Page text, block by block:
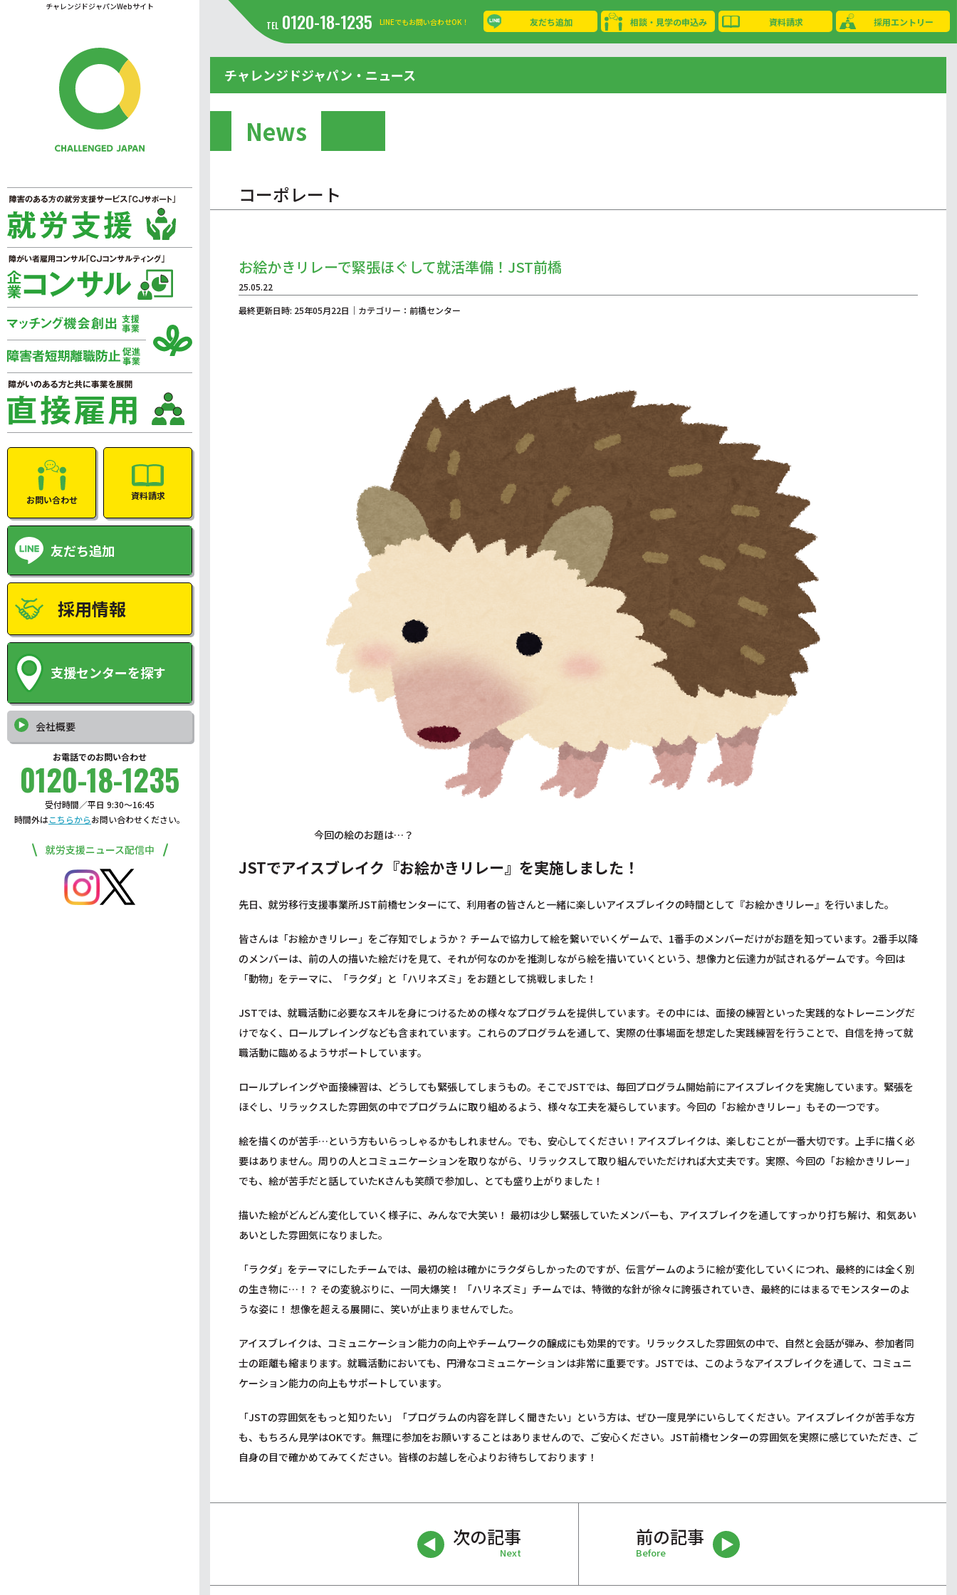
チャレンジドジャパンWebサイト
お問い合わせ 資料請求
友だち追加
採用情報
支援センターを探す
会社概要
お電話でのお問い合わせ
0120-18-1235
受付時間／平日 9:30〜16:45
時間外はこちらからお問い合わせください。
就労支援ニュース配信中
TEL 0120-18-1235 LINEでもお問い合わせOK！ 友だち追加 相談・見学の申込み 資料請求 採用エントリー
チャレンジドジャパン・ニュース
News
コーポレート
お絵かきリレーで緊張ほぐして就活準備！JST前橋
25.05.22
最終更新日時: 25年05月22日｜カテゴリー：前橋センター
今回の絵のお題は…？
JSTでアイスブレイク『お絵かきリレー』を実施しました！
先日、就労移行支援事業所JST前橋センターにて、利用者の皆さんと一緒に楽しいアイスブレイクの時間として『お絵かきリレー』を行いました。
皆さんは「お絵かきリレー」をご存知でしょうか？ チームで協力して絵を繋いでいくゲームで、1番手のメンバーだけがお題を知っています。2番手以降
のメンバーは、前の人の描いた絵だけを見て、それが何なのかを推測しながら絵を描いていくという、想像力と伝達力が試されるゲームです。今回は
「動物」をテーマに、「ラクダ」と「ハリネズミ」をお題として挑戦しました！
JSTでは、就職活動に必要なスキルを身につけるための様々なプログラムを提供しています。その中には、面接の練習といった実践的なトレーニングだ
けでなく、ロールプレイングなども含まれています。これらのプログラムを通して、実際の仕事場面を想定した実践練習を行うことで、自信を持って就
職活動に臨めるようサポートしています。
ロールプレイングや面接練習は、どうしても緊張してしまうもの。そこでJSTでは、毎回プログラム開始前にアイスブレイクを実施しています。緊張を
ほぐし、リラックスした雰囲気の中でプログラムに取り組めるよう、様々な工夫を凝らしています。今回の「お絵かきリレー」もその一つです。
絵を描くのが苦手…という方もいらっしゃるかもしれません。でも、安心してください！アイスブレイクは、楽しむことが一番大切です。上手に描く必
要はありません。周りの人とコミュニケーションを取りながら、リラックスして取り組んでいただければ大丈夫です。実際、今回の「お絵かきリレー」
でも、絵が苦手だと話していたKさんも笑顔で参加し、とても盛り上がりました！
描いた絵がどんどん変化していく様子に、みんなで大笑い！ 最初は少し緊張していたメンバーも、アイスブレイクを通してすっかり打ち解け、和気あい
あいとした雰囲気になりました。
「ラクダ」をテーマにしたチームでは、最初の絵は確かにラクダらしかったのですが、伝言ゲームのように絵が変化していくにつれ、最終的には全く別
の生き物に…！？ その変貌ぶりに、一同大爆笑！ 「ハリネズミ」チームでは、特徴的な針が徐々に誇張されていき、最終的にはまるでモンスターのよ
うな姿に！ 想像を超える展開に、笑いが止まりませんでした。
アイスブレイクは、コミュニケーション能力の向上やチームワークの醸成にも効果的です。リラックスした雰囲気の中で、自然と会話が弾み、参加者同
士の距離も縮まります。就職活動においても、円滑なコミュニケーションは非常に重要です。JSTでは、このようなアイスブレイクを通して、コミュニ
ケーション能力の向上もサポートしています。
「JSTの雰囲気をもっと知りたい」「プログラムの内容を詳しく聞きたい」という方は、ぜひ一度見学にいらしてください。アイスブレイクが苦手な方
も、もちろん見学はOKです。無理に参加をお願いすることはありませんので、ご安心ください。JST前橋センターの雰囲気を実際に感じていただき、ご
自身の目で確かめてみてください。皆様のお越しを心よりお待ちしております！
次の記事
Next
前の記事
Before